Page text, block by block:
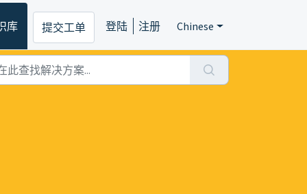
库 提交工单 登陆 注册 Chinese